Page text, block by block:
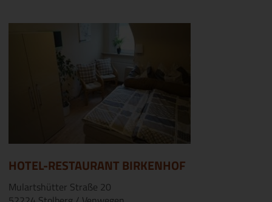
HOTEL-RESTAURANT BIRKENHOF
Mulartshütter Straße 20